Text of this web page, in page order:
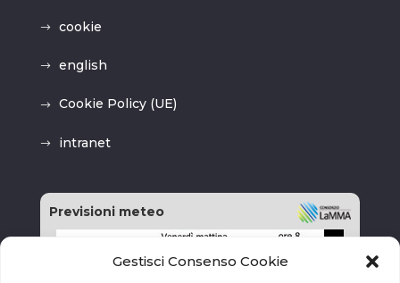
Gestisci Consenso Cookie
cookie
english
Cookie Policy (UE)
intranet
Previsioni meteo